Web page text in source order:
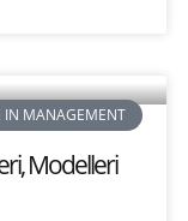
IN MANAGEMENT
Modelleri